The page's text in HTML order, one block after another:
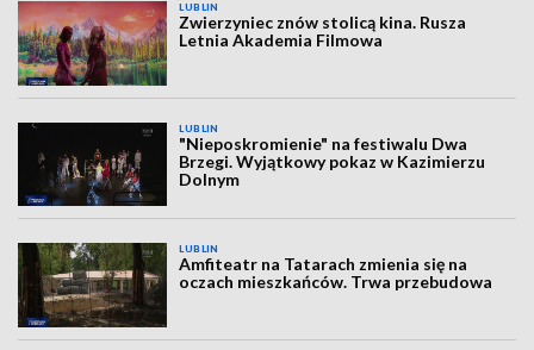
LUBLIN
Zwierzyniec znów stolicą kina. Rusza
Letnia Akademia Filmowa
LUBLIN
"Nieposkromienie" na festiwalu Dwa
Brzegi. Wyjątkowy pokaz w Kazimierzu
Dolnym
LUBLIN
Amfiteatr na Tatarach zmienia się na
oczach mieszkańców. Trwa przebudowa